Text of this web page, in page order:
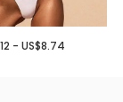
- US$8.74